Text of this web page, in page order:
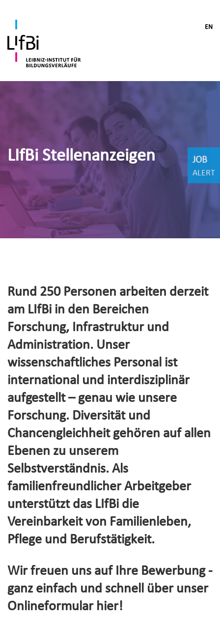
EN
LIfBi Stellenanzeigen
Rund 250 Personen arbeiten derzeit
am LIfBi in den Bereichen
Forschung, Infrastruktur und
Administration. Unser
wissenschaftliches Personal ist
international und interdisziplinär
aufgestellt – genau wie unsere
Forschung. Diversität und
Chancengleichheit gehören auf allen
Ebenen zu unserem
Selbstverständnis. Als
familienfreundlicher Arbeitgeber
unterstützt das LIfBi die
Vereinbarkeit von Familienleben,
Pflege und Berufstätigkeit.
Wir freuen uns auf Ihre Bewerbung -
ganz einfach und schnell über unser
Onlineformular hier!
JOB
ALERT